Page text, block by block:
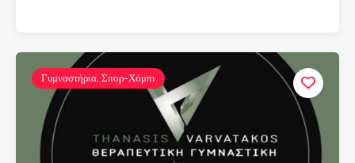
Γυμναστήρια, Σπορ-Χόμπι